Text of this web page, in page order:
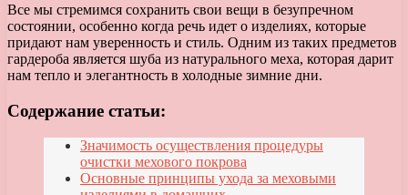
Все мы стремимся сохранить свои вещи в безупречном
состоянии, особенно когда речь идет о изделиях, которые
придают нам уверенность и стиль. Одним из таких предметов
гардероба является шуба из натурального меха, которая дарит
нам тепло и элегантность в холодные зимние дни.
Содержание статьи:
Значимость осуществления процедуры
очистки мехового покрова
Основные принципы ухода за меховыми